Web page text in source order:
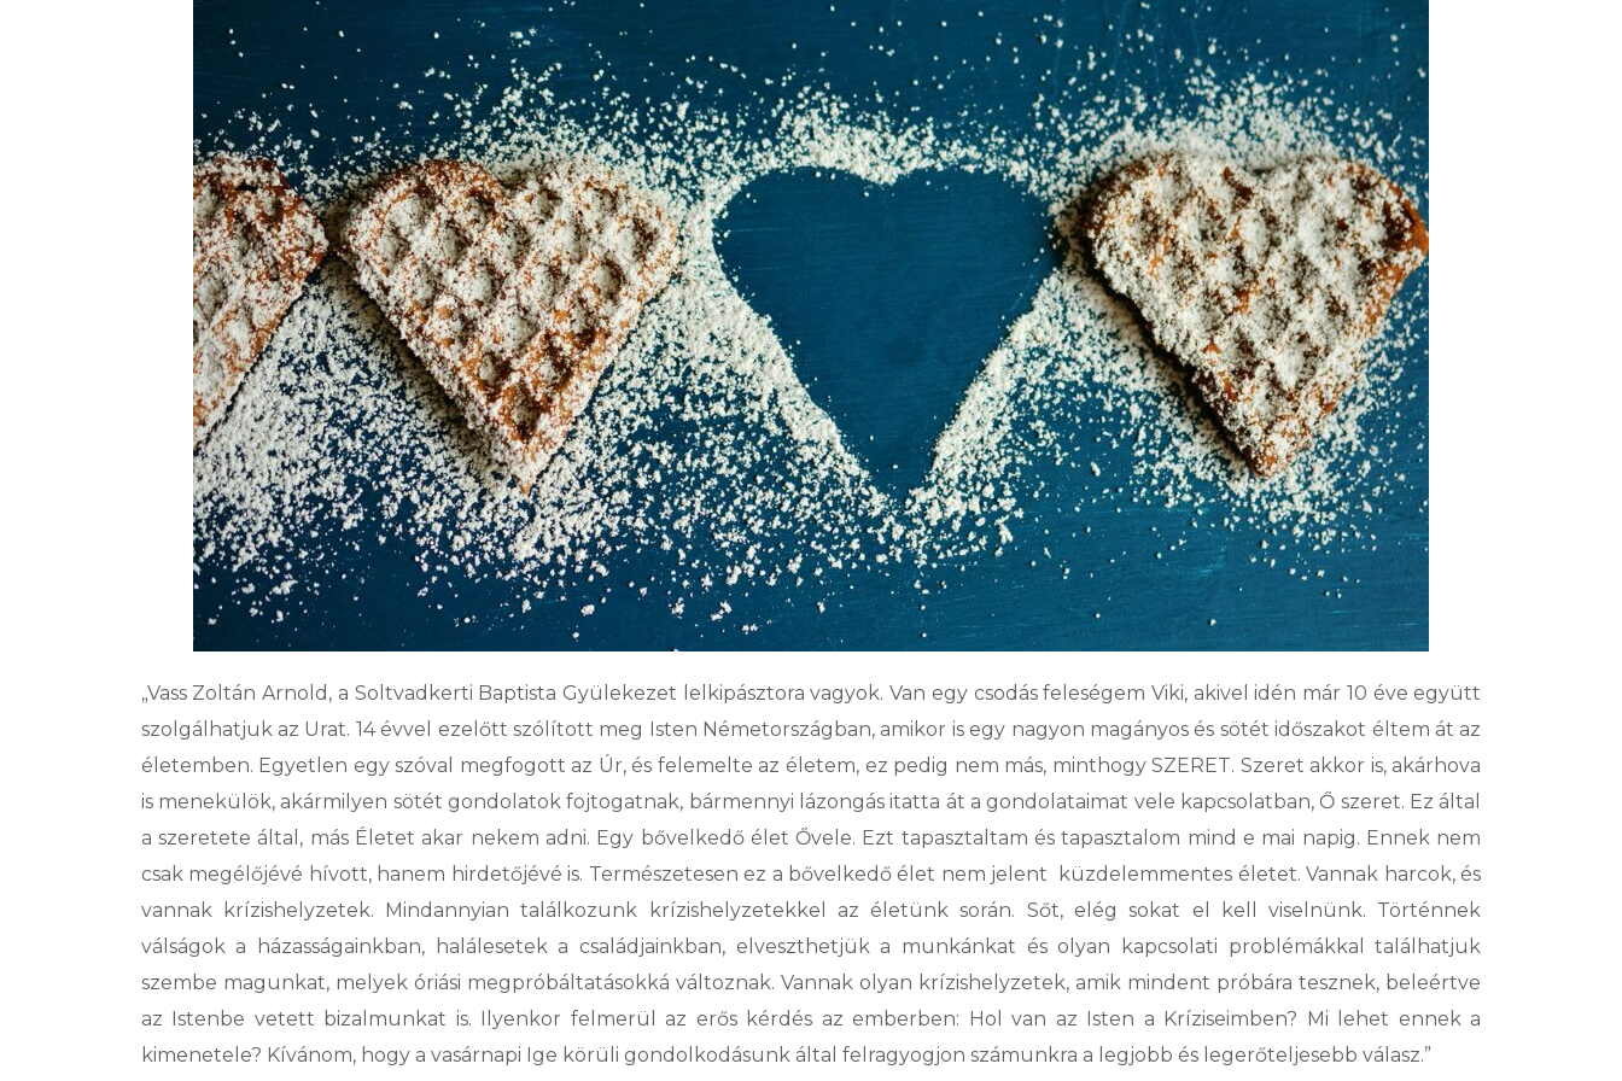
„Vass Zoltán Arnold, a Soltvadkerti Baptista Gyülekezet lelkipásztora vagyok. Van egy csodás feleségem Viki, akivel idén már 10 éve együtt
szolgálhatjuk az Urat. 14 évvel ezelőtt szólított meg Isten Németországban, amikor is egy nagyon magányos és sötét időszakot éltem át az
életemben. Egyetlen egy szóval megfogott az Úr, és felemelte az életem, ez pedig nem más, minthogy SZERET. Szeret akkor is, akárhova
is menekülök, akármilyen sötét gondolatok fojtogatnak, bármennyi lázongás itatta át a gondolataimat vele kapcsolatban, Ő szeret. Ez által
a szeretete által, más Életet akar nekem adni. Egy bővelkedő élet Ővele. Ezt tapasztaltam és tapasztalom mind e mai napig. Ennek nem
csak megélőjévé hívott, hanem hirdetőjévé is. Természetesen ez a bővelkedő élet nem jelent küzdelemmentes életet. Vannak harcok, és
vannak krízishelyzetek. Mindannyian találkozunk krízishelyzetekkel az életünk során. Sőt, elég sokat el kell viselnünk. Történnek
válságok a házasságainkban, halálesetek a családjainkban, elveszthetjük a munkánkat és olyan kapcsolati problémákkal találhatjuk
szembe magunkat, melyek óriási megpróbáltatásokká változnak. Vannak olyan krízishelyzetek, amik mindent próbára tesznek, beleértve
az Istenbe vetett bizalmunkat is. Ilyenkor felmerül az erős kérdés az emberben: Hol van az Isten a Kríziseimben? Mi lehet ennek a
kimenetele? Kívánom, hogy a vasárnapi Ige körüli gondolkodásunk által felragyogjon számunkra a legjobb és legerőteljesebb válasz.”